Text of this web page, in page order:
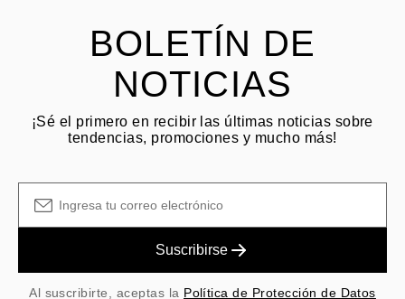
BOLETÍN DE
NOTICIAS
¡Sé el primero en recibir las últimas noticias sobre
tendencias, promociones y mucho más!
Suscribirse
Al suscribirte, aceptas la Política de Protección de Datos